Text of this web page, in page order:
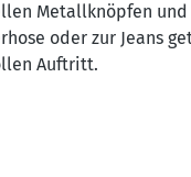
Metallknöpfen
oder zur Jeans
Auftritt.